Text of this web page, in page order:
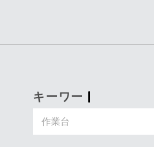
キーワード入力で探す